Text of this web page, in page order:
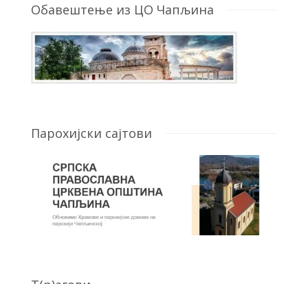
Обавештење из ЦО Чапљина
Парохијски сајтови